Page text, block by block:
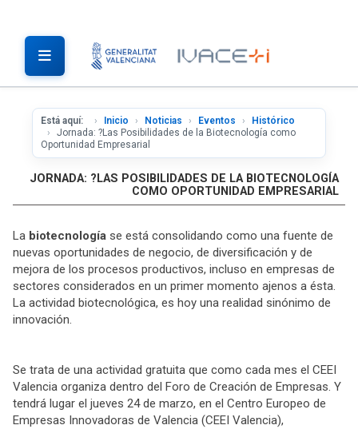
Está aquí: Inicio Noticias Eventos
Histórico
Jornada: ?Las Posibilidades de la Biotecnología como
Oportunidad Empresarial
JORNADA: ?LAS POSIBILIDADES DE LA BIOTECNOLOGÍA
COMO OPORTUNIDAD EMPRESARIAL
La biotecnología se está consolidando como una fuente de
nuevas oportunidades de negocio, de diversificación y de
mejora de los procesos productivos, incluso en empresas de
sectores considerados en un primer momento ajenos a ésta.
La actividad biotecnológica, es hoy una realidad sinónimo de
innovación.
Se trata de una actividad gratuita que como cada mes el CEEI
Valencia organiza dentro del Foro de Creación de Empresas. Y
tendrá lugar el jueves 24 de marzo, en el Centro Europeo de
Empresas Innovadoras de Valencia (CEEI Valencia),